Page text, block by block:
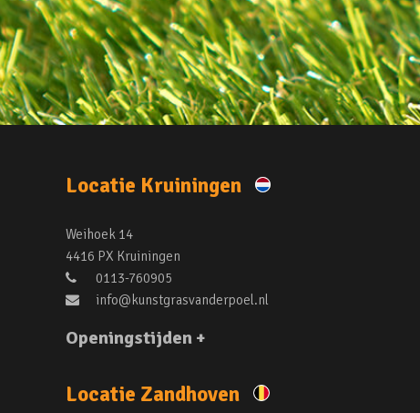
Locatie Kruiningen
Weihoek 14
4416 PX Kruiningen
0113-760905
info@kunstgrasvanderpoel.nl
Openingstijden +
Locatie Zandhoven